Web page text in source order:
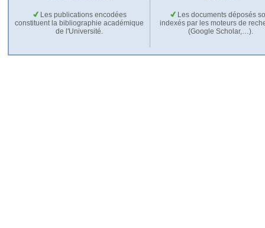
Les publications encodées
constituent la bibliographie académique
de l'Université.
Les documents déposés
indexés par les moteurs de
(Google Scholar,…).